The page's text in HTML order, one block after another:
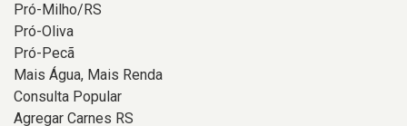
Pró-Milho/RS
Pró-Oliva
Pró-Pecã
Mais Água, Mais Renda
Consulta Popular
Agregar Carnes RS